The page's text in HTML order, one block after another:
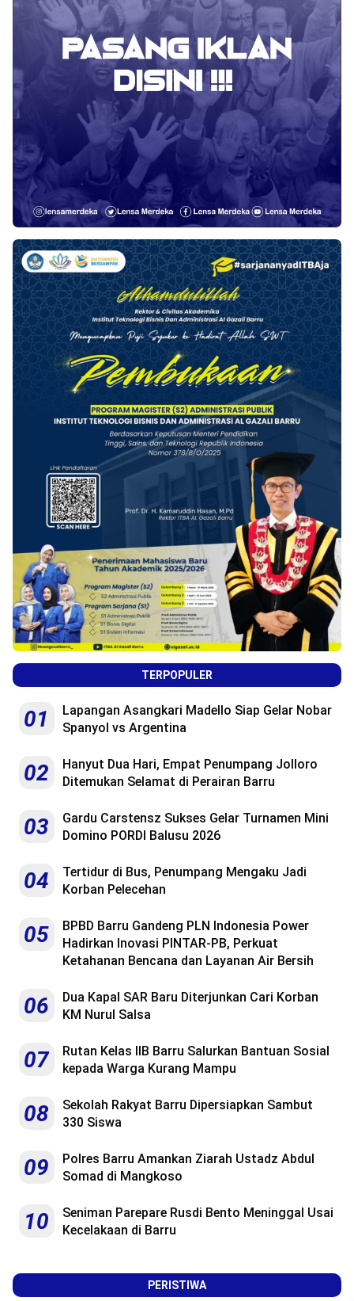
TERPOPULER
01
Lapangan Asangkari Madello Siap Gelar Nobar
Spanyol vs Argentina
02
Hanyut Dua Hari, Empat Penumpang Jolloro
Ditemukan Selamat di Perairan Barru
03
Gardu Carstensz Sukses Gelar Turnamen Mini
Domino PORDI Balusu 2026
04
Tertidur di Bus, Penumpang Mengaku Jadi
Korban Pelecehan
05
BPBD Barru Gandeng PLN Indonesia Power
Hadirkan Inovasi PINTAR-PB, Perkuat
Ketahanan Bencana dan Layanan Air Bersih
06
Dua Kapal SAR Baru Diterjunkan Cari Korban
KM Nurul Salsa
07
Rutan Kelas IIB Barru Salurkan Bantuan Sosial
kepada Warga Kurang Mampu
08
Sekolah Rakyat Barru Dipersiapkan Sambut
330 Siswa
09
Polres Barru Amankan Ziarah Ustadz Abdul
Somad di Mangkoso
10
Seniman Parepare Rusdi Bento Meninggal Usai
Kecelakaan di Barru
PERISTIWA